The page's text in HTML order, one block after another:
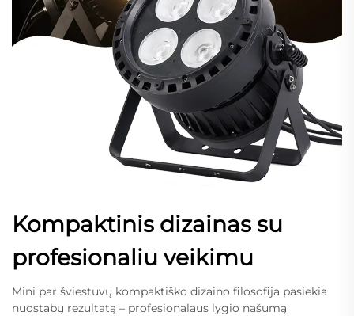
Kompaktinis dizainas su
profesionaliu veikimu
Mini par šviestuvų kompaktiško dizaino filosofija pasiekia
nuostabų rezultatą – profesionalaus lygio našumą